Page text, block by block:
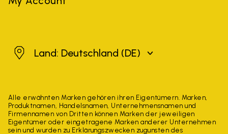
Deutschland
Land: Deutschland (DE)
Alle erwähnten Marken gehören ihren Eigentümern. Marken,
Produktnamen, Handelsnamen, Unternehmensnamen und
Firmennamen von Dritten können Marken der jeweiligen
Eigentümer oder eingetragene Marken anderer Unternehmen
sein und wurden zu Erklärungszwecken zugunsten des